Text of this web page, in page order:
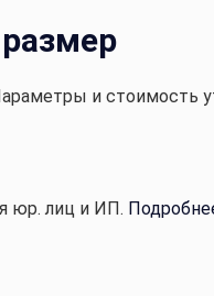
и стоимость
юр. лиц и ИП.